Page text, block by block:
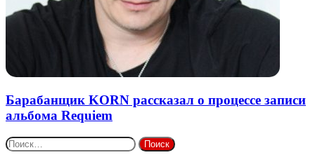
Барабанщик KORN рассказал о процессе записи
альбома Requiem
Найти: